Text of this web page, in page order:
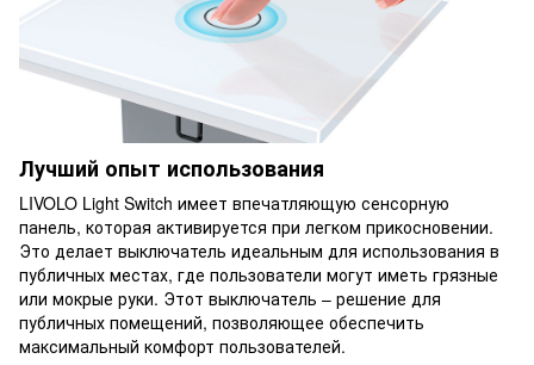
Лучший опыт использования
LIVOLO Light Switch имеет впечатляющую сенсорную
панель, которая активируется при легком прикосновении.
Это делает выключатель идеальным для использования в
публичных местах, где пользователи могут иметь грязные
или мокрые руки. Этот выключатель – решение для
публичных помещений, позволяющее обеспечить
максимальный комфорт пользователей.